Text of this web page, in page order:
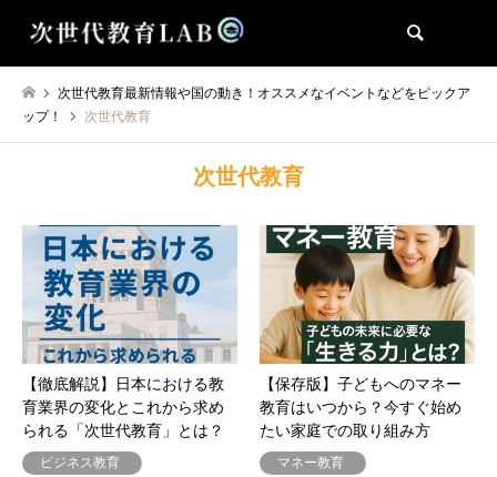
次世代教育最新情報や国の動き！オススメなイベントなどをピックア
ップ！
次世代教育
次世代教育
【徹底解説】日本における教
育業界の変化とこれから求め
られる「次世代教育」とは？
ビジネス教育
【保存版】子どもへのマネー
教育はいつから？今すぐ始め
たい家庭での取り組み方
マネー教育